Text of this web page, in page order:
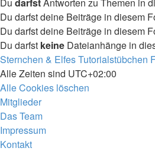
Du darfst deine Beiträge in diesem
Du darfst deine Beiträge in diesem
Du darfst keine Dateianhänge in
Sternchen & Elfes Tutorialstübchen
Alle Zeiten sind UTC+02:00
Alle Cookies löschen
Mitglieder
Das Team
Impressum
Kontakt